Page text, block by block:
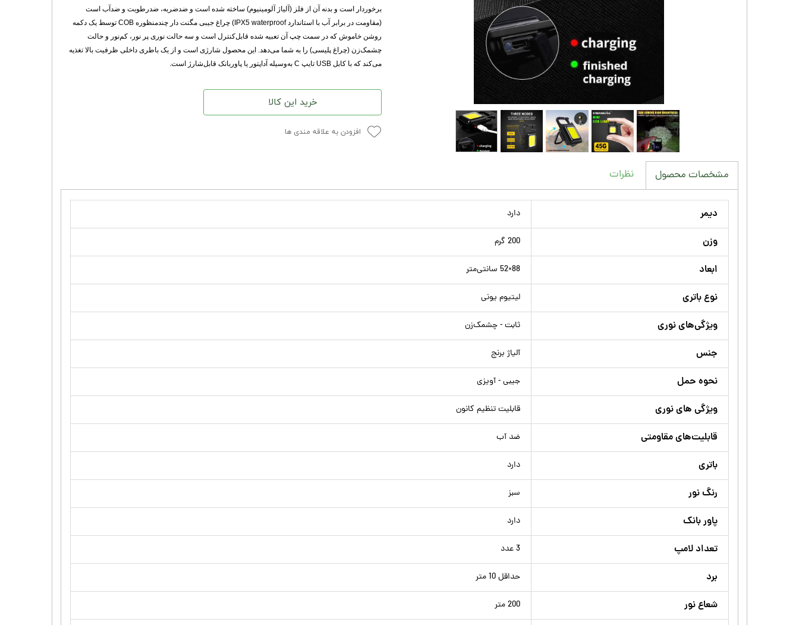
برخوردار است و بدنه آن از فلز (آلیاژ آلومینیوم) ساخته شده است و ضدضربه، ضدرطوبت و ضدآب است
(مقاومت در برابر آب با استاندارد IPX5 waterproof) چراغ جیبی مگنت دار چندمنظوره COB توسط یک دکمه
روشن خاموش که در سمت چپ آن تعبیه شده قابل‌کنترل است و سه حالت نوری پر نور، کم‌نور و حالت
چشمک‌زن (چراغ پلیسی) را به شما می‌دهد. این محصول شارژی است و از یک باطری داخلی ظرفیت بالا تغذیه
می‌کند که با کابل USB تایپ C به‌وسیله آداپتور یا پاوربانک قابل‌شارژ است.
خرید این کالا
افزودن به علاقه مندی ها
مشخصات محصول نظرات
دیمر دارد
وزن 200 گرم
ابعاد 88×52 سانتی‌متر
نوع باتری لیتیوم یونی
ویژگی‌های نوری ثابت - چشمک‌زن
جنس آلیاژ برنج
نحوه حمل جیبی - آویزی
ویژگی های نوری قابلیت تنظیم کانون
قابلیت‌های مقاومتی ضد آب
باتری دارد
رنگ نور سبز
پاور بانک دارد
تعداد لامپ 3 عدد
برد حداقل 10 متر
شعاع نور 200 متر